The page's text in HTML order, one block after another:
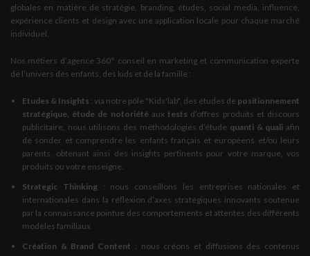
globales en matière de stratégie, branding, études, social media, influence,
expérience clients et design avec une application locale pour chaque marché
individuel.
Nos métiers d’agence 360° conseil en marketing et communication experte
de l’univers des enfants, des kids et de la famille :
Etudes & Insights : via notre pôle "Kids'lab", des études de positionnement
stratégique, étude de notoriété auxtests d’offres produits et discours
publicitaire, nous utilisons des méthodologies d’étude quanti & quali afin
de sonder et comprendre les enfants français et européens et/ou leurs
parents, obtenant ainsi des insights pertinents pour votre marque, vos
produits ou votre enseigne.
Strategic Thinking: nous conseillons les entreprises nationales et
internationales dans la réflexion d’axes stratégiques innovants soutenue
par la connaissance pointue des comportements et attentes des différents
modèles familiaux
Création & Brand Content : nous créons et diffusions des contenus